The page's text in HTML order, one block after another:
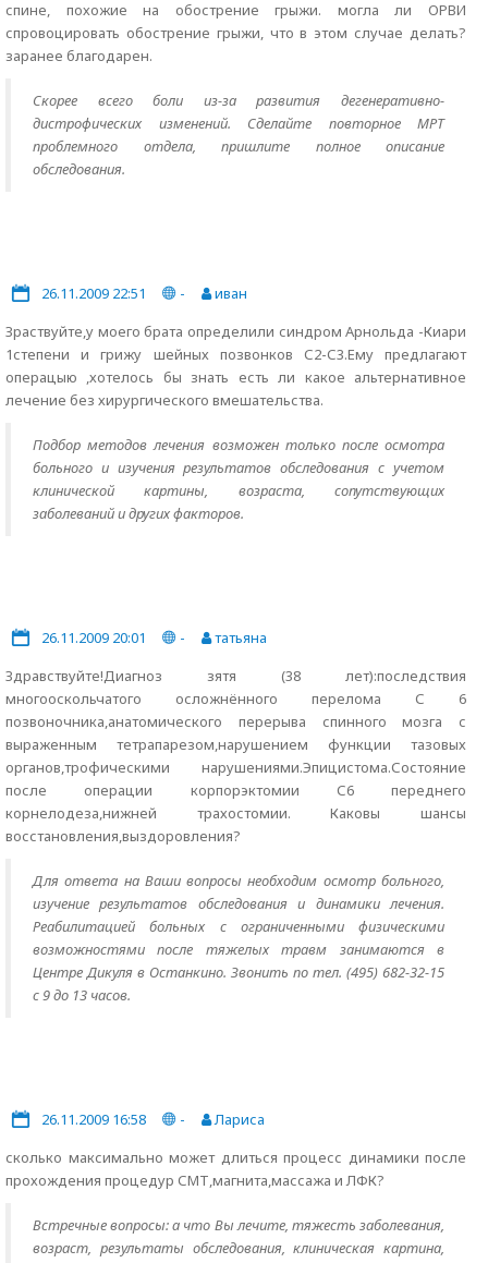
спине, похожие на обострение грыжи. могла ли ОРВИ
спровоцировать обострение грыжи, что в этом случае делать?
заранее благодарен.
Скорее всего боли из-за развития дегенеративно-
дистрофических изменений. Сделайте повторное МРТ
проблемного отдела, пришлите полное описание
обследования.
26.11.2009 22:51 -
иван
Зраствуйте,у моего брата определили синдром Арнольда -Киари
1степени и грижу шейных позвонков С2-С3.Ему предлагают
операцыю ,хотелось бы знать есть ли какое альтернативное
лечение без хирургического вмешательства.
Подбор методов лечения возможен только после осмотра
больного и изучения результатов обследования с учетом
клинической картины, возраста, сопутствующих
заболеваний и других факторов.
26.11.2009 20:01 -
татьяна
Здравствуйте!Диагноз зятя (38 лет):последствия
многооскольчатого осложнённого перелома С 6
позвоночника,анатомического перерыва спинного мозга с
выраженным тетрапарезом,нарушением функции тазовых
органов,трофическими нарушениями.Эпицистома.Состояние
после операции корпорэктомии С6 переднего
корнелодеза,нижней трахостомии. Каковы шансы
восстановления,выздоровления?
Для ответа на Ваши вопросы необходим осмотр больного,
изучение результатов обследования и динамики лечения.
Реабилитацией больных с ограниченными физическими
возможностями после тяжелых травм занимаются в
Центре Дикуля в Останкино. Звонить по тел. (495) 682-32-15
с 9 до 13 часов.
26.11.2009 16:58 -
Лариса
сколько максимально может длиться процесс динамики после
прохождения процедур СМТ,магнита,массажа и ЛФК?
Встречные вопросы: а что Вы лечите, тяжесть заболевания,
возраст, результаты обследования, клиническая картина,